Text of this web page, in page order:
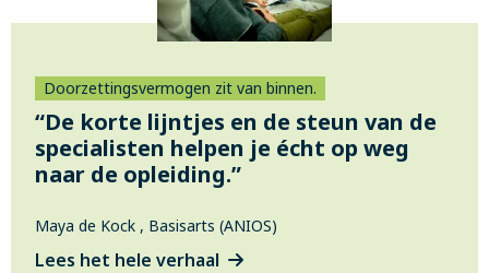
Doorzettingsvermogen zit van binnen.
“De korte lijntjes en de steun van de
specialisten helpen je écht op weg
naar de opleiding.”
Maya de Kock , Basisarts (ANIOS)
Lees het hele verhaal